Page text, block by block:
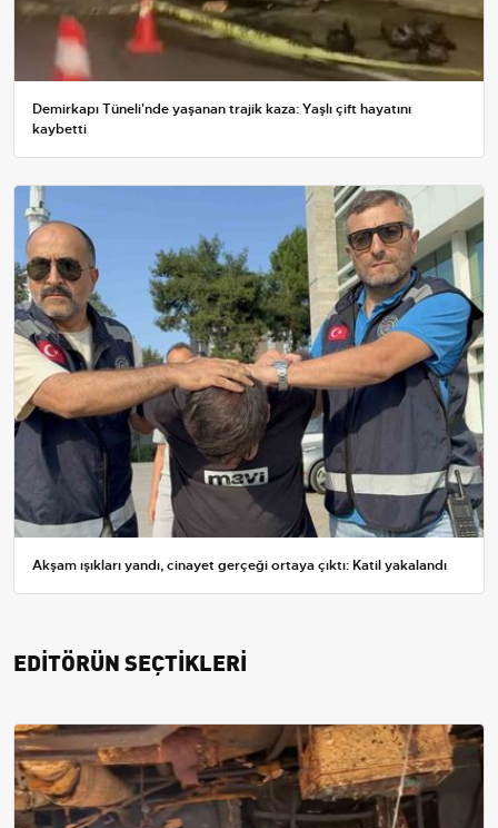
Demirkapı Tüneli'nde yaşanan trajik kaza: Yaşlı çift hayatını
kaybetti
Akşam ışıkları yandı, cinayet gerçeği ortaya çıktı: Katil yakalandı
EDİTÖRÜN SEÇTİKLERİ